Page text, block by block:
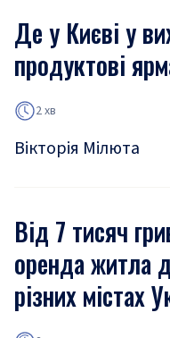
Де у Києві у
продуктові
2 хв
Вікторія Мілюта
Від 7 тисяч
оренда житла
різних містах